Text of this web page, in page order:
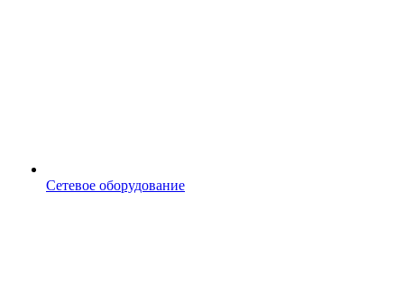
Сетевое оборудование